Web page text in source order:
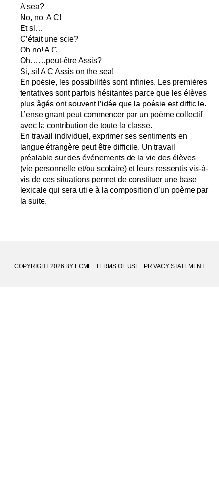
A sea?
No, no! A C!
Et si…
C’était une scie?
Oh no! A C
Oh……peut-être Assis?
Si, si! A C Assis on the sea!
En poésie, les possibilités sont infinies. Les premières
tentatives sont parfois hésitantes parce que les élèves
plus âgés ont souvent l’idée que la poésie est difficile.
L’enseignant peut commencer par un poème collectif
avec la contribution de toute la classe.
En travail individuel, exprimer ses sentiments en
langue étrangère peut être difficile. Un travail
préalable sur des événements de la vie des élèves
(vie personnelle et/ou scolaire) et leurs ressentis vis-à-
vis de ces situations permet de constituer une base
lexicale qui sera utile à la composition d’un poème par
la suite.
COPYRIGHT 2026 BY ECML : TERMS OF USE : PRIVACY STATEMENT